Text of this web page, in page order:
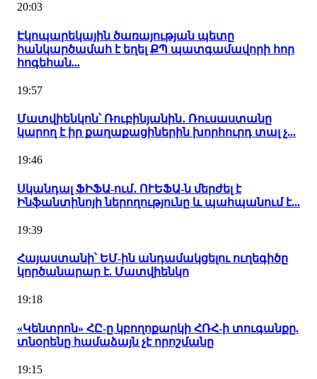
20:03
Էկոպարեկային ծառայության պետը
հանկարծամահ է եղել ՔՊ պատգամավորի հոր
հոգեհան...
19:57
Մատվիենկոն՝ Ռուբինյանին․ Ռուսաստանը
կարող է իր քաղաքացիներին խորհուրդ տալ չ...
19:46
Սկանդալ ՖԻՖԱ-ում․ ՈՒԵՖԱ-ն մերժել է
Ինֆանտինոյի ներողությունը և պահպանում է...
19:39
Հայաստանի՝ ԵՄ-ին անդամակցելու ուղեգիծը
կործանարար է. Մատվիենկո
19:18
«Կենտրոն» ՀԸ-ը կբողոքարկի ՀՌՀ-ի տուգանքը.
տնօրենը համաձայն չէ որոշմանը
19:15